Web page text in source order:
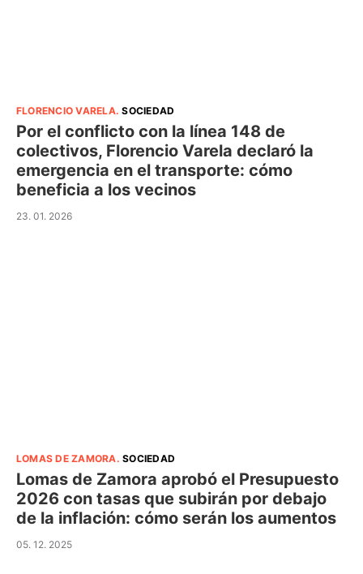
FLORENCIO VARELA.SOCIEDAD
Por el conflicto con la línea 148 de
colectivos, Florencio Varela declaró la
emergencia en el transporte: cómo
beneficia a los vecinos
23. 01. 2026
LOMAS DE ZAMORA.SOCIEDAD
Lomas de Zamora aprobó el Presupuesto
2026 con tasas que subirán por debajo
de la inflación: cómo serán los aumentos
05. 12. 2025